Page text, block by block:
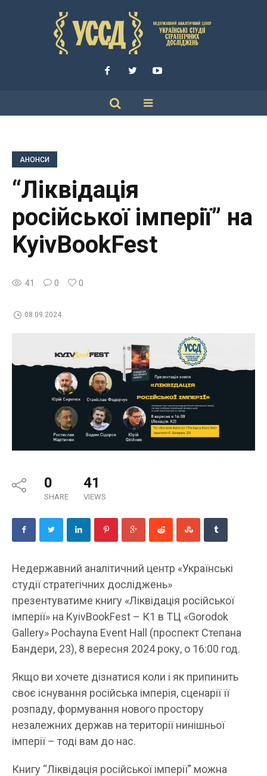
АНОНСИ
“Ліквідація
російської імперії” на
KyivBookFest
41 0 0
08.09.2024
0
SHARE
41
VIEWS
Недержавний аналітичний центр «Українські
студії стратегічних досліджень»
презентуватиме книгу «Ліквідація російської
імперії» на KyivBookFest – К1 в ТЦ «Gorodok
Gallery» Pochayna Event Hall (проспект Степана
Бандери, 23), 8 вересня 2024 року, о 16:00 год.
Якщо ви хочете дізнатися коли і як припинить
своє існування російська імперія, сценарії її
розпаду, формування нового простору
незалежних держав на території нинішньої
імперії – тоді вам до нас.
Книгу “Ліквідація російської імперії” можна